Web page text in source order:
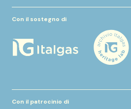
Con il sostegno di
Con il patrocinio di